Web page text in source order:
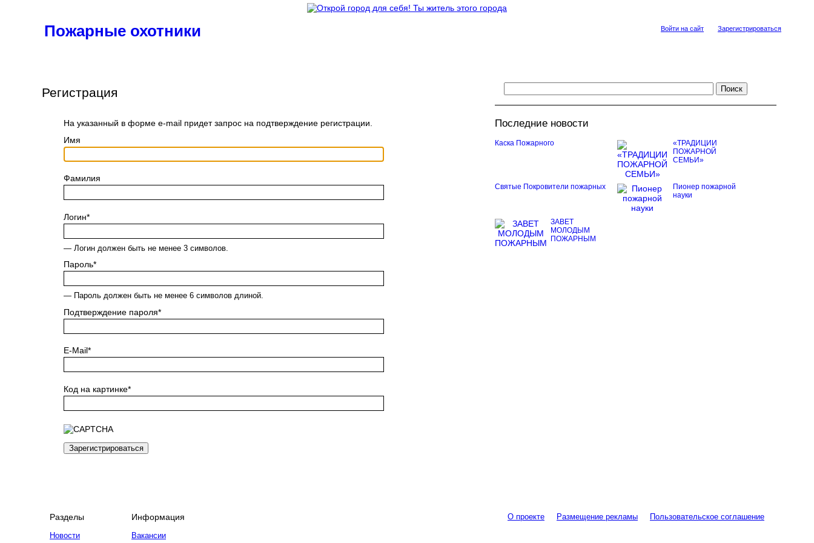
Пожарные охотники Войти на сайт Зарегистрироваться
Регистрация
На указанный в форме e-mail придет запрос на подтверждение регистрации.
Имя
Фамилия
Логин*
— Логин должен быть не менее 3 символов.
Пароль*
— Пароль должен быть не менее 6 символов длиной.
Подтверждение пароля*
E-Mail*
Код на картинке*
Последние новости
Каска Пожарного
«ТРАДИЦИИ
ПОЖАРНОЙ
СЕМЬИ»
Святые Покровители пожарных
Пионер пожарной
науки
ЗАВЕТ
МОЛОДЫМ
ПОЖАРНЫМ
Разделы
Новости
Информация
Вакансии
О проекте Размещение рекламы Пользовательское соглашение